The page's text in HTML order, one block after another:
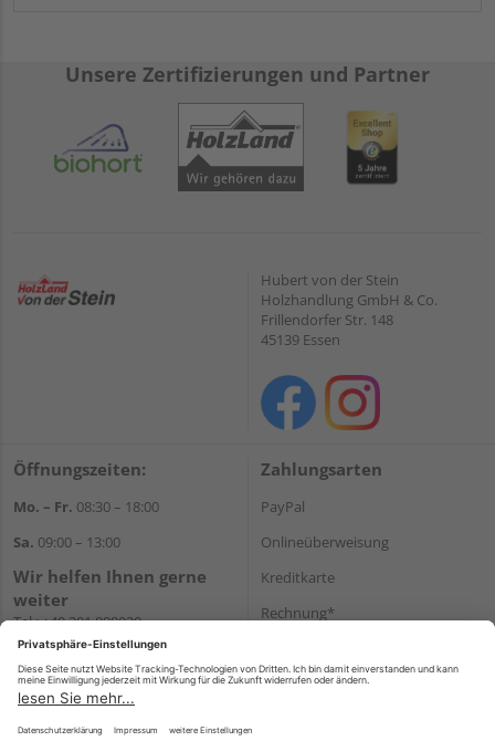
Unsere Zertifizierungen und Partner
Hubert von der Stein
Holzhandlung GmbH & Co.
Frillendorfer Str. 148
45139 Essen
Öffnungszeiten:
Mo. – Fr. 08:30 – 18:00
Sa. 09:00 – 13:00
Wir helfen Ihnen gerne
weiter
Tel.:+49 201 898020
E-Mail:shop@vonderstein.de
Zahlungsarten
PayPal
Onlineüberweisung
Kreditkarte
Rechnung*
Versand